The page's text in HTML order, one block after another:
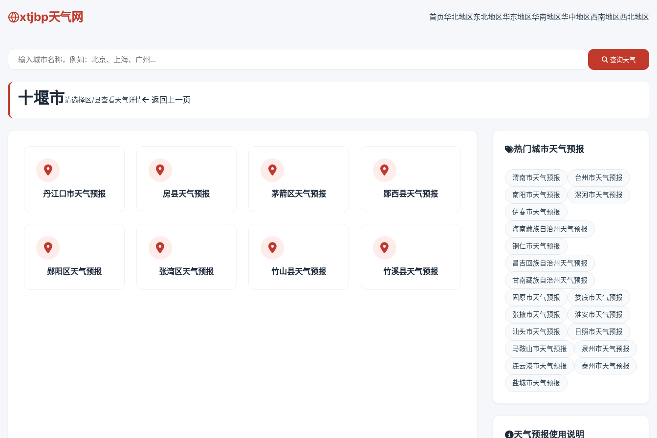
xtjbp天气网 首页华北地区东北地区华东地区华南地区华中地区西南地区西北地区
查询天气
十堰市请选择区/县查看天气详情 返回上一页
丹江口市天气预报 房县天气预报 茅箭区天气预报 郧西县天气预报
郧阳区天气预报 张湾区天气预报 竹山县天气预报 竹溪县天气预报
热门城市天气预报
渭南市天气预报 台州市天气预报
南阳市天气预报 漯河市天气预报
伊春市天气预报
海南藏族自治州天气预报
铜仁市天气预报
昌吉回族自治州天气预报
甘南藏族自治州天气预报
固原市天气预报 娄底市天气预报
张掖市天气预报 淮安市天气预报
汕头市天气预报 日照市天气预报
马鞍山市天气预报 泉州市天气预报
连云港市天气预报 泰州市天气预报
盐城市天气预报
天气预报使用说明